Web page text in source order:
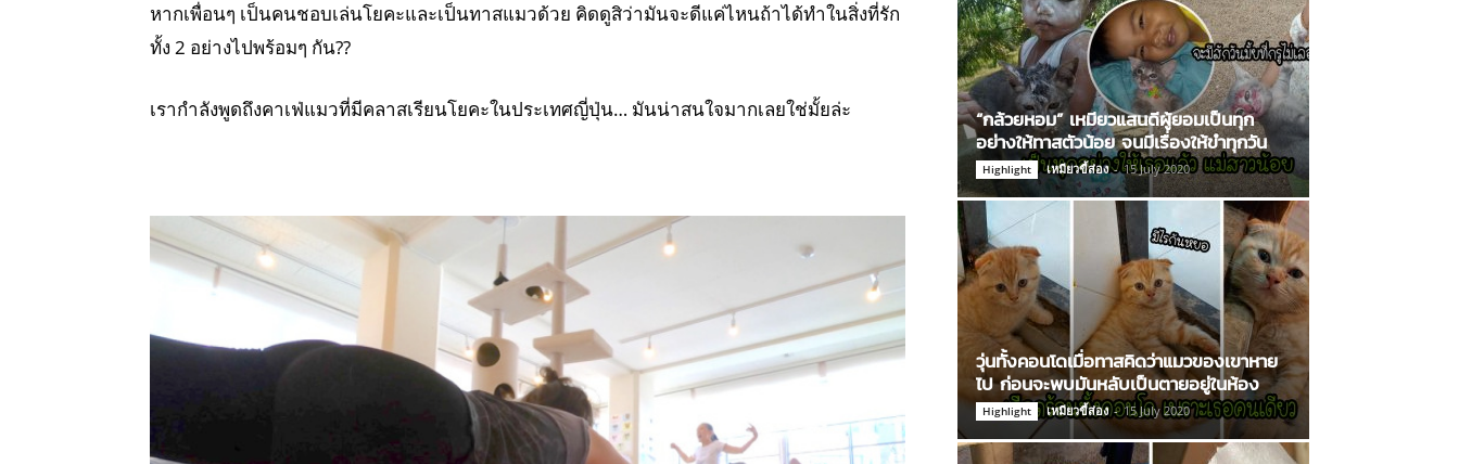
หากเพื่อนๆ เป็นคนชอบเล่นโยคะและเป็นทาสแมวด้วย คิดดูสิว่ามันจะดีแค่ไหนถ้าได้ทำในสิ่งที่รัก
ทั้ง 2 อย่างไปพร้อมๆ กัน??
เรากำลังพูดถึงคาเฟ่แมวที่มีคลาสเรียนโยคะในประเทศญี่ปุ่น… มันน่าสนใจมากเลยใช่มั้ยล่ะ
“กล้วยหอม” เหมียวแสนดีผู้ยอมเป็นทุก
อย่างให้ทาสตัวน้อย จนมีเรื่องให้ขำทุกวัน
Highlight เหมียวขี้ส่อง - 15 July 2020
วุ่นทั้งคอนโดเมื่อทาสคิดว่าแมวของเขาหาย
ไป ก่อนจะพบมันหลับเป็นตายอยู่ในห้อง
Highlight เหมียวขี้ส่อง - 15 July 2020